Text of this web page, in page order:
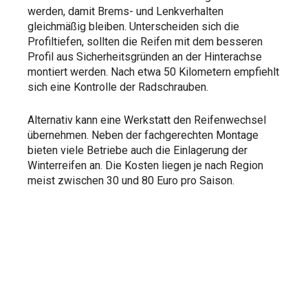
werden, damit Brems- und Lenkverhalten
gleichmäßig bleiben. Unterscheiden sich die
Profiltiefen, sollten die Reifen mit dem besseren
Profil aus Sicherheitsgründen an der Hinterachse
montiert werden. Nach etwa 50 Kilometern empfiehlt
sich eine Kontrolle der Radschrauben.
Alternativ kann eine Werkstatt den Reifenwechsel
übernehmen. Neben der fachgerechten Montage
bieten viele Betriebe auch die Einlagerung der
Winterreifen an. Die Kosten liegen je nach Region
meist zwischen 30 und 80 Euro pro Saison.